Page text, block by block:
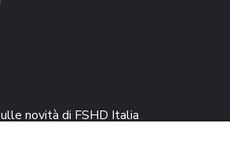
novità di FSHD Italia